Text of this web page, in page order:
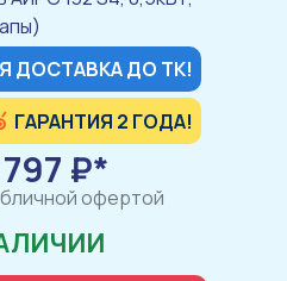
ДОСТАВКА ДО ТК!
ГАРАНТИЯ 2 ГОДА!
₽*
офертой